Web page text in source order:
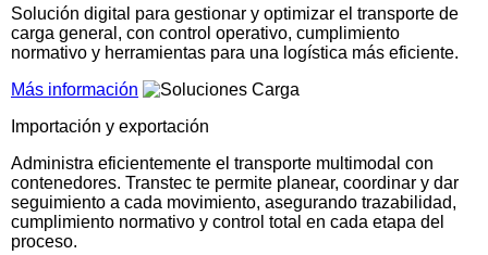
Solución digital para gestionar y optimizar el transporte de
carga general, con control operativo, cumplimiento
normativo y herramientas para una logística más eficiente.
Más información
Importación y exportación
Administra eficientemente el transporte multimodal con
contenedores. Transtec te permite planear, coordinar y dar
seguimiento a cada movimiento, asegurando trazabilidad,
cumplimiento normativo y control total en cada etapa del
proceso.